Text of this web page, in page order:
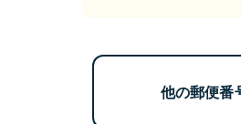
他の郵便番